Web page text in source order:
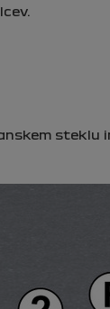
steklu